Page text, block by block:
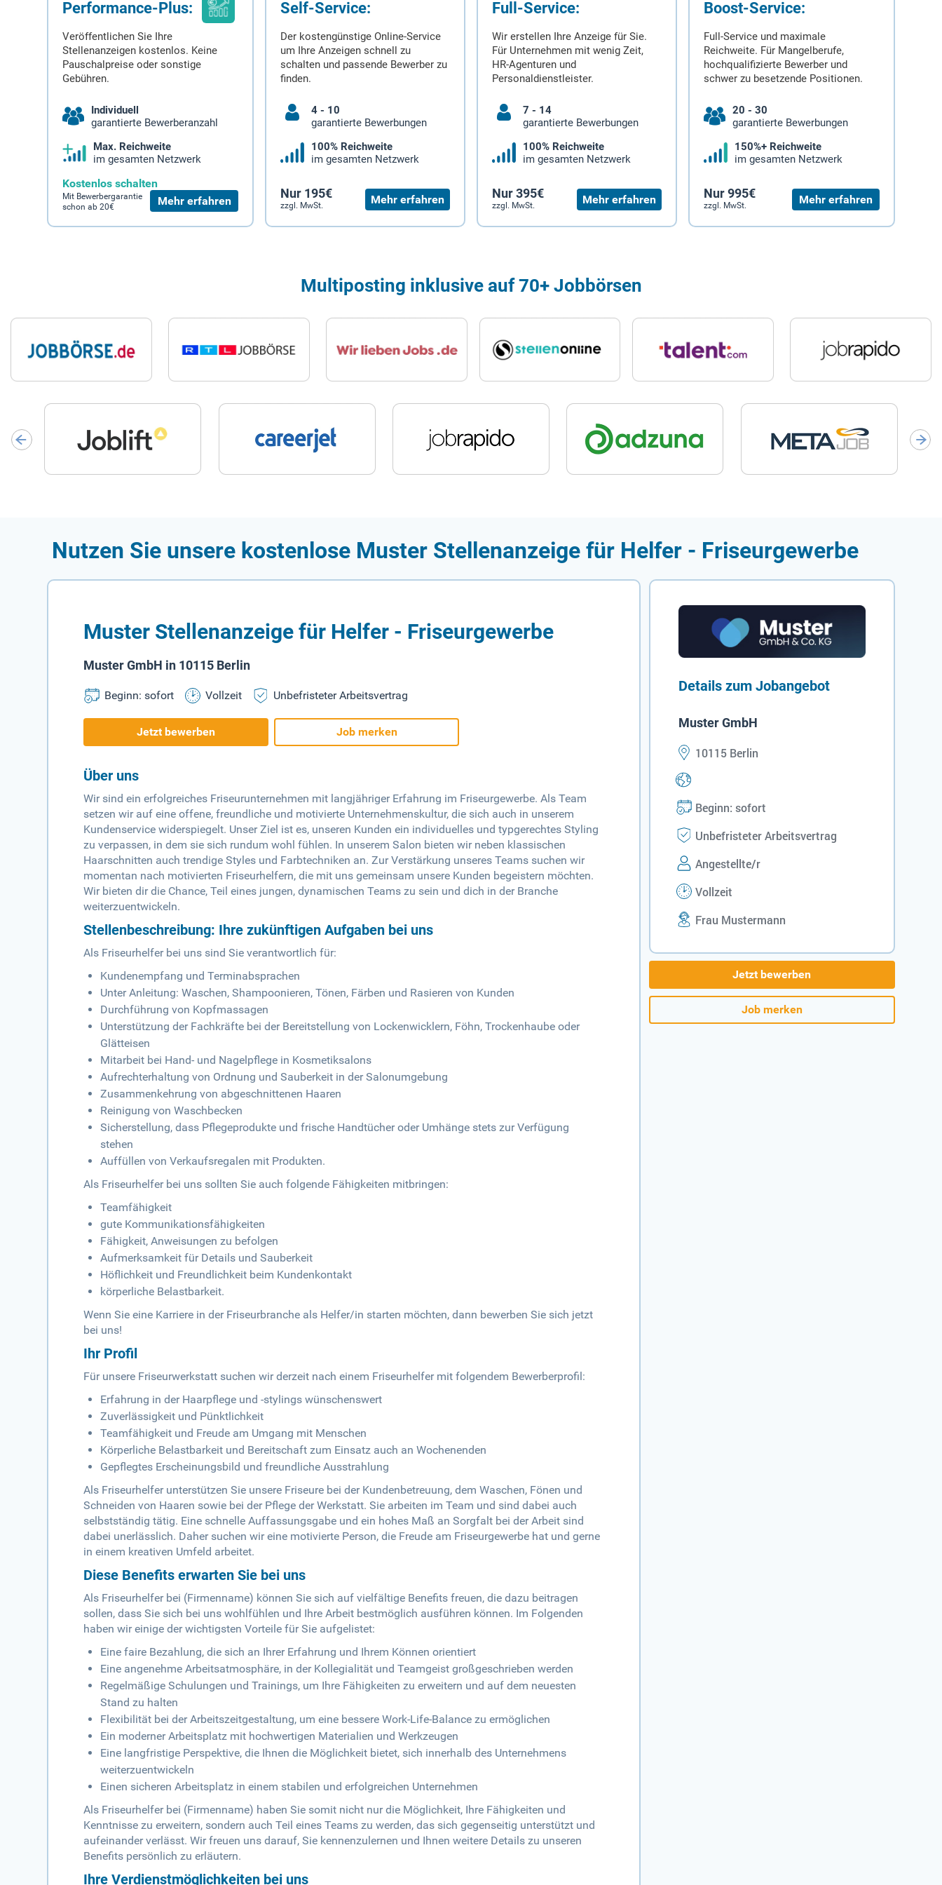
Performance-Plus:
Veröffentlichen Sie Ihre
Stellenanzeigen kostenlos. Keine
Pauschalpreise oder sonstige
Gebühren.
Individuell
garantierte Bewerberanzahl
Max. Reichweite
im gesamten Netzwerk
Kostenlos schalten
Mit Bewerbergarantie
schon ab 20€
Mehr erfahren
Self-Service:
Der kostengünstige Online-Service
um Ihre Anzeigen schnell zu
schalten und passende Bewerber zu
finden.
4 - 10
garantierte Bewerbungen
100% Reichweite
im gesamten Netzwerk
Nur 195€
zzgl. MwSt. Mehr erfahren
Full-Service:
Wir erstellen Ihre Anzeige für Sie.
Für Unternehmen mit wenig Zeit,
HR-Agenturen und
Personaldienstleister.
7 - 14
garantierte Bewerbungen
100% Reichweite
im gesamten Netzwerk
Nur 395€
zzgl. MwSt. Mehr erfahren
Boost-Service:
Full-Service und maximale
Reichweite. Für Mangelberufe,
hochqualifizierte Bewerber und
schwer zu besetzende Positionen.
20 - 30
garantierte Bewerbungen
150%+ Reichweite
im gesamten Netzwerk
Nur 995€
zzgl. MwSt. Mehr erfahren
Multiposting inklusive auf 70+ Jobbörsen
Nutzen Sie unsere kostenlose Muster Stellenanzeige für Helfer - Friseurgewerbe
Muster Stellenanzeige für Helfer - Friseurgewerbe
Muster GmbH in 10115 Berlin
Beginn: sofort Vollzeit Unbefristeter Arbeitsvertrag
Jetzt bewerben Job merken
Über uns
Wir sind ein erfolgreiches Friseurunternehmen mit langjähriger Erfahrung im Friseurgewerbe. Als Team
setzen wir auf eine offene, freundliche und motivierte Unternehmenskultur, die sich auch in unserem
Kundenservice widerspiegelt. Unser Ziel ist es, unseren Kunden ein individuelles und typgerechtes Styling
zu verpassen, in dem sie sich rundum wohl fühlen. In unserem Salon bieten wir neben klassischen
Haarschnitten auch trendige Styles und Farbtechniken an. Zur Verstärkung unseres Teams suchen wir
momentan nach motivierten Friseurhelfern, die mit uns gemeinsam unsere Kunden begeistern möchten.
Wir bieten dir die Chance, Teil eines jungen, dynamischen Teams zu sein und dich in der Branche
weiterzuentwickeln.
Stellenbeschreibung: Ihre zukünftigen Aufgaben bei uns
Als Friseurhelfer bei uns sind Sie verantwortlich für:
Kundenempfang und Terminabsprachen
Unter Anleitung: Waschen, Shampoonieren, Tönen, Färben und Rasieren von Kunden
Durchführung von Kopfmassagen
Unterstützung der Fachkräfte bei der Bereitstellung von Lockenwicklern, Föhn, Trockenhaube oder
Glätteisen
Mitarbeit bei Hand- und Nagelpflege in Kosmetiksalons
Aufrechterhaltung von Ordnung und Sauberkeit in der Salonumgebung
Zusammenkehrung von abgeschnittenen Haaren
Reinigung von Waschbecken
Sicherstellung, dass Pflegeprodukte und frische Handtücher oder Umhänge stets zur Verfügung
stehen
Auffüllen von Verkaufsregalen mit Produkten.
Als Friseurhelfer bei uns sollten Sie auch folgende Fähigkeiten mitbringen:
Teamfähigkeit
gute Kommunikationsfähigkeiten
Fähigkeit, Anweisungen zu befolgen
Aufmerksamkeit für Details und Sauberkeit
Höflichkeit und Freundlichkeit beim Kundenkontakt
körperliche Belastbarkeit.
Wenn Sie eine Karriere in der Friseurbranche als Helfer/in starten möchten, dann bewerben Sie sich jetzt
bei uns!
Ihr Profil
Für unsere Friseurwerkstatt suchen wir derzeit nach einem Friseurhelfer mit folgendem Bewerberprofil:
Erfahrung in der Haarpflege und -stylings wünschenswert
Zuverlässigkeit und Pünktlichkeit
Teamfähigkeit und Freude am Umgang mit Menschen
Körperliche Belastbarkeit und Bereitschaft zum Einsatz auch an Wochenenden
Gepflegtes Erscheinungsbild und freundliche Ausstrahlung
Als Friseurhelfer unterstützen Sie unsere Friseure bei der Kundenbetreuung, dem Waschen, Fönen und
Schneiden von Haaren sowie bei der Pflege der Werkstatt. Sie arbeiten im Team und sind dabei auch
selbstständig tätig. Eine schnelle Auffassungsgabe und ein hohes Maß an Sorgfalt bei der Arbeit sind
dabei unerlässlich. Daher suchen wir eine motivierte Person, die Freude am Friseurgewerbe hat und gerne
in einem kreativen Umfeld arbeitet.
Diese Benefits erwarten Sie bei uns
Als Friseurhelfer bei (Firmenname) können Sie sich auf vielfältige Benefits freuen, die dazu beitragen
sollen, dass Sie sich bei uns wohlfühlen und Ihre Arbeit bestmöglich ausführen können. Im Folgenden
haben wir einige der wichtigsten Vorteile für Sie aufgelistet:
Eine faire Bezahlung, die sich an Ihrer Erfahrung und Ihrem Können orientiert
Eine angenehme Arbeitsatmosphäre, in der Kollegialität und Teamgeist großgeschrieben werden
Regelmäßige Schulungen und Trainings, um Ihre Fähigkeiten zu erweitern und auf dem neuesten
Stand zu halten
Flexibilität bei der Arbeitszeitgestaltung, um eine bessere Work-Life-Balance zu ermöglichen
Ein moderner Arbeitsplatz mit hochwertigen Materialien und Werkzeugen
Eine langfristige Perspektive, die Ihnen die Möglichkeit bietet, sich innerhalb des Unternehmens
weiterzuentwickeln
Einen sicheren Arbeitsplatz in einem stabilen und erfolgreichen Unternehmen
Als Friseurhelfer bei (Firmenname) haben Sie somit nicht nur die Möglichkeit, Ihre Fähigkeiten und
Kenntnisse zu erweitern, sondern auch Teil eines Teams zu werden, das sich gegenseitig unterstützt und
aufeinander verlässt. Wir freuen uns darauf, Sie kennenzulernen und Ihnen weitere Details zu unseren
Benefits persönlich zu erläutern.
Ihre Verdienstmöglichkeiten bei uns
Details zum Jobangebot
Muster GmbH
10115 Berlin
Beginn: sofort
Unbefristeter Arbeitsvertrag
Angestellte/r
Vollzeit
Frau Mustermann
Jetzt bewerben
Job merken